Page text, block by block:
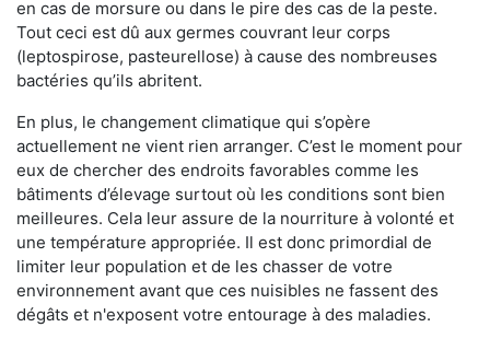
en cas de morsure ou dans le pire des cas de la peste.
Tout ceci est dû aux germes couvrant leur corps
(leptospirose, pasteurellose) à cause des nombreuses
bactéries qu’ils abritent.
En plus, le changement climatique qui s’opère
actuellement ne vient rien arranger. C’est le moment pour
eux de chercher des endroits favorables comme les
bâtiments d’élevage surtout où les conditions sont bien
meilleures. Cela leur assure de la nourriture à volonté et
une température appropriée. Il est donc primordial de
limiter leur population et de les chasser de votre
environnement avant que ces nuisibles ne fassent des
dégâts et n'exposent votre entourage à des maladies.